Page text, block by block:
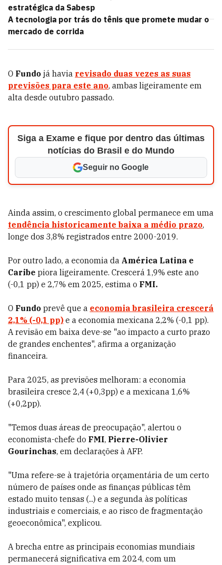
estratégica da Sabesp
A tecnologia por trás do tênis que promete mudar o
mercado de corrida
O Fundo já havia revisado duas vezes as suas
previsões para este ano, ambas ligeiramente em
alta desde outubro passado.
Siga a Exame e fique por dentro das últimas
notícias do Brasil e do Mundo
Seguir no Google
Ainda assim, o crescimento global permanece em uma
tendência historicamente baixa a médio prazo,
longe dos 3,8% registrados entre 2000-2019.
Por outro lado, a economia da América Latina e
Caribe piora ligeiramente. Crescerá 1,9% este ano
(-0,1 pp) e 2,7% em 2025, estima o FMI.
O Fundo prevê que a economia brasileira crescerá
2,1% (-0,1 pp) e a economia mexicana 2,2% (-0,1 pp).
A revisão em baixa deve-se "ao impacto a curto prazo
de grandes enchentes", afirma a organização
financeira.
Para 2025, as previsões melhoram: a economia
brasileira cresce 2,4 (+0,3pp) e a mexicana 1,6%
(+0,2pp).
"Temos duas áreas de preocupação", alertou o
economista-chefe do FMI, Pierre-Olivier
Gourinchas, em declarações à AFP.
"Uma refere-se à trajetória orçamentária de um certo
número de países onde as finanças públicas têm
estado muito tensas (...) e a segunda às políticas
industriais e comerciais, e ao risco de fragmentação
geoeconômica", explicou.
A brecha entre as principais economias mundiais
permanecerá significativa em 2024, com um